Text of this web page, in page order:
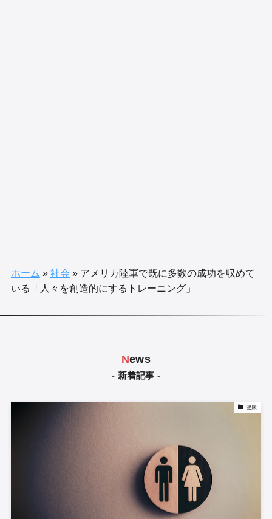
ホーム » 社会 »アメリカ陸軍で既に多数の成功を収めて
いる「人々を創造的にするトレーニング」
News
- 新着記事 -
健康